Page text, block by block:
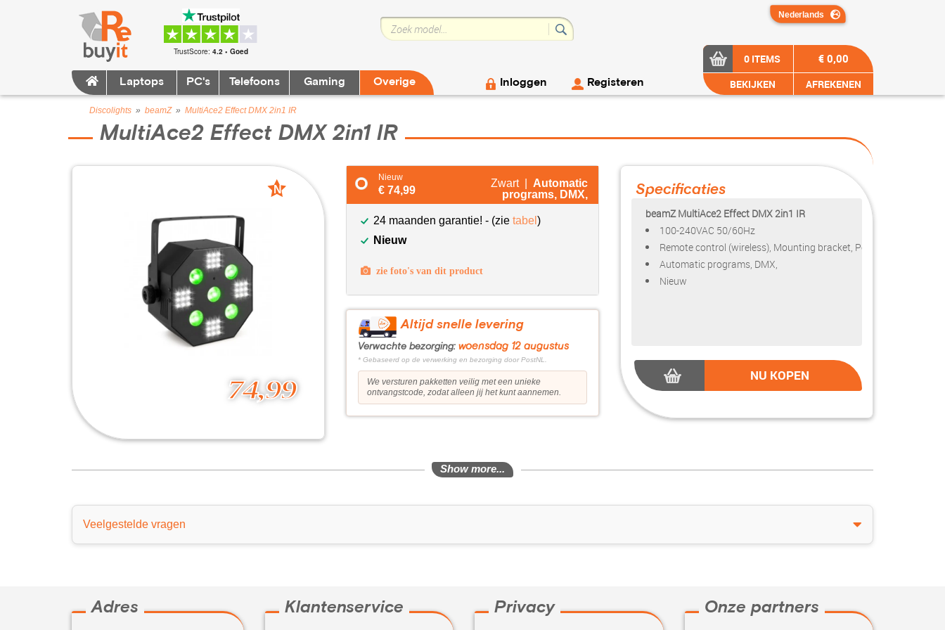
TrustScore: 4.2 • Goed
Laptops PC's Telefoons Gaming Overige Inloggen Registeren
0 ITEMS
BEKIJKEN
€ 0,00
AFREKENEN
Discolights » beamZ» MultiAce2 Effect DMX 2in1 IR
MultiAce2 Effect DMX 2in1 IR
74,99
N
Nieuw
€ 74,99
Zwart | Automatic
programs, DMX,
24 maanden garantie! - (zie tabel )
Nieuw
zie foto's van dit product
Altijd snelle levering
Verwachte bezorging: woensdag 12 augustus
* Gebaseerd op de verwerking en bezorging door PostNL.
We versturen pakketten veilig met een unieke
ontvangstcode, zodat alleen jij het kunt aannemen.
Specificaties
beamZ MultiAce2 Effect DMX 2in1 IR
100-240VAC 50/60Hz
Remote control (wireless), Mounting bracket, Power cable
Automatic programs, DMX,
Nieuw
NU KOPEN
Show more...
Veelgestelde vragen
Adres Klantenservice Privacy Onze partners